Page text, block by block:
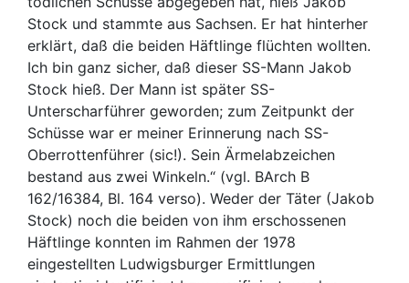
Stock und stammte aus Sachsen. Er hat hinterher
erklärt, daß die beiden Häftlinge flüchten wollten.
Ich bin ganz sicher, daß dieser SS-Mann Jakob
Stock hieß. Der Mann ist später SS-
Unterscharführer geworden; zum Zeitpunkt der
Schüsse war er meiner Erinnerung nach SS-
Oberrottenführer (sic!). Sein Ärmelabzeichen
bestand aus zwei Winkeln.“ (vgl. BArch B
162/16384, Bl. 164 verso). Weder der Täter (Jakob
Stock) noch die beiden von ihm erschossenen
Häftlinge konnten im Rahmen der 1978
eingestellten Ludwigsburger Ermittlungen